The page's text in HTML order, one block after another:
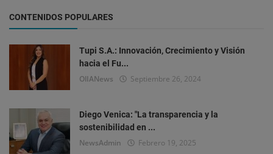
CONTENIDOS POPULARES
Tupi S.A.: Innovación, Crecimiento y Visión
hacia el Fu...
OlIANews Septiembre 26, 2024
Diego Venica: "La transparencia y la
sostenibilidad en ...
NewsAdmin Febrero 19, 2025